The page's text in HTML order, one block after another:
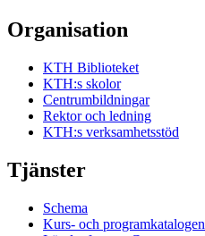
Organisation
KTH Biblioteket
KTH:s skolor
Centrumbildningar
Rektor och ledning
KTH:s verksamhetsstöd
Tjänster
Schema
Kurs- och programkatalogen